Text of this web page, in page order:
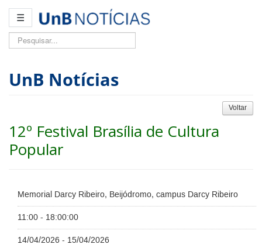
☰
Pesquisar...
UnB Notícias
Voltar
12º Festival Brasília de Cultura
Popular
Memorial Darcy Ribeiro, Beijódromo, campus Darcy Ribeiro
11:00 - 18:00:00
14/04/2026 - 15/04/2026